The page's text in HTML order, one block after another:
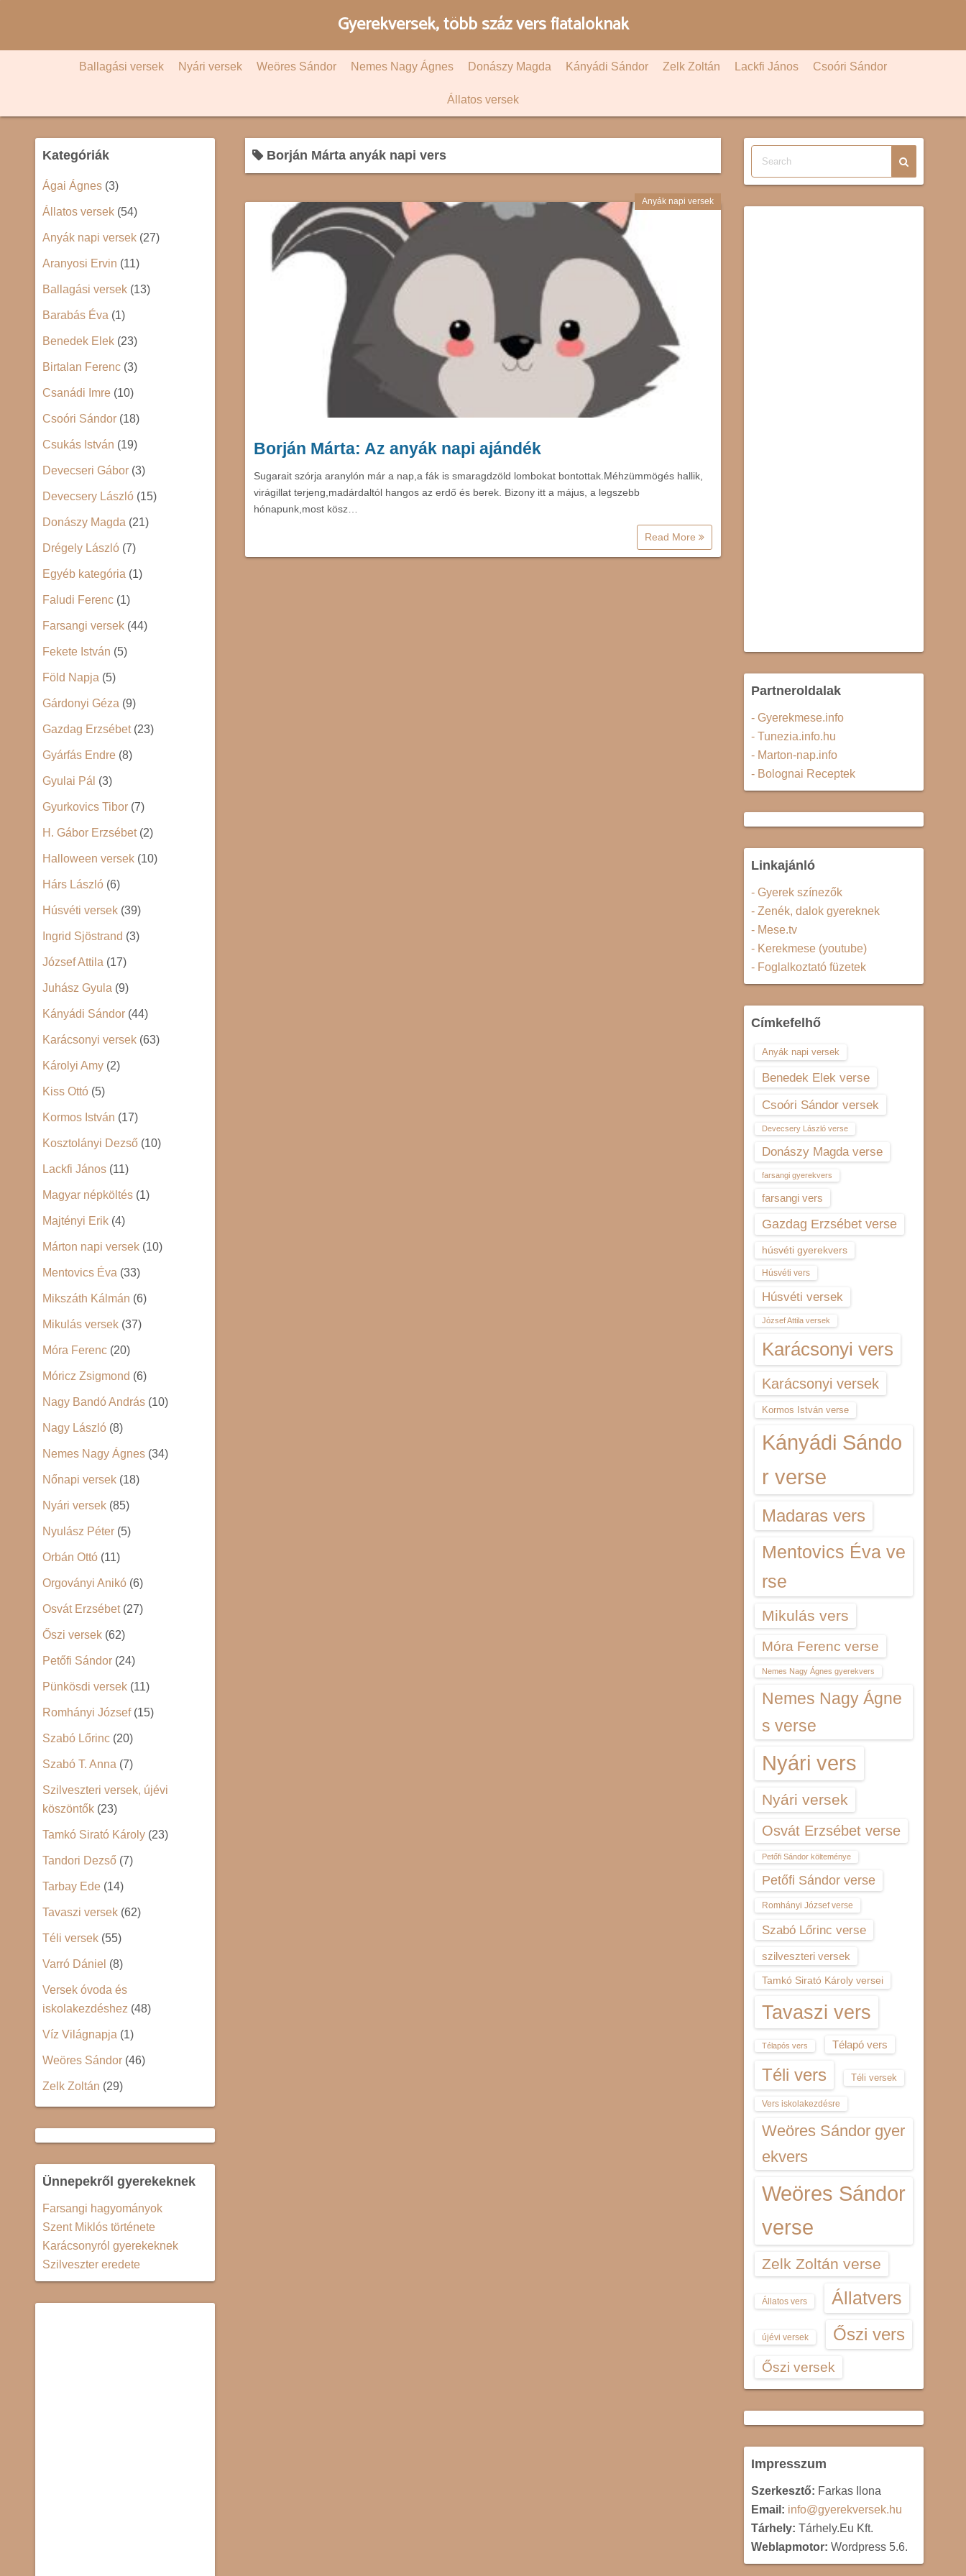
c
Gyerekversek, több száz vers fiataloknak
Ballagási versek Nyári versek Weöres Sándor Nemes Nagy Ágnes Donászy Magda Kányádi Sándor Zelk Zoltán Lackfi János Csoóri Sándor
Állatos versek
Borján Márta anyák napi vers
Anyák napi versek
Borján Márta: Az anyák napi ajándék
Sugarait szórja aranylón már a nap,a fák is smaragdzöld lombokat bontottak.Méhzümmögés hallik,
virágillat terjeng,madárdaltól hangos az erdő és berek. Bizony itt a május, a legszebb
hónapunk,most kösz…
Read More
Kategóriák
Ágai Ágnes (3)
Állatos versek (54)
Anyák napi versek (27)
Aranyosi Ervin (11)
Ballagási versek (13)
Barabás Éva (1)
Benedek Elek (23)
Birtalan Ferenc (3)
Csanádi Imre (10)
Csoóri Sándor (18)
Csukás István (19)
Devecseri Gábor (3)
Devecsery László (15)
Donászy Magda (21)
Drégely László (7)
Egyéb kategória (1)
Faludi Ferenc (1)
Farsangi versek (44)
Fekete István (5)
Föld Napja (5)
Gárdonyi Géza (9)
Gazdag Erzsébet(23)
Gyárfás Endre (8)
Gyulai Pál (3)
Gyurkovics Tibor (7)
H. Gábor Erzsébet(2)
Halloween versek (10)
Hárs László (6)
Húsvéti versek (39)
Ingrid Sjöstrand (3)
József Attila (17)
Juhász Gyula (9)
Kányádi Sándor (44)
Karácsonyi versek (63)
Károlyi Amy (2)
Kiss Ottó (5)
Kormos István (17)
Kosztolányi Dezső (10)
Lackfi János (11)
Magyar népköltés (1)
Majtényi Erik (4)
Márton napi versek (10)
Mentovics Éva (33)
Mikszáth Kálmán (6)
Mikulás versek (37)
Móra Ferenc (20)
Móricz Zsigmond (6)
Nagy Bandó András (10)
Nagy László (8)
Nemes Nagy Ágnes (34)
Nőnapi versek (18)
Nyári versek (85)
Nyulász Péter (5)
Orbán Ottó (11)
Orgoványi Anikó (6)
Osvát Erzsébet(27)
Őszi versek (62)
Petőfi Sándor (24)
Pünkösdi versek (11)
Romhányi József(15)
Szabó Lőrinc (20)
Szabó T. Anna (7)
Szilveszteri versek, újévi
köszöntők (23)
Tamkó Sirató Károly (23)
Tandori Dezső (7)
Tarbay Ede (14)
Tavaszi versek (62)
Téli versek (55)
Varró Dániel (8)
Versek óvoda és
iskolakezdéshez (48)
Víz Világnapja (1)
Weöres Sándor (46)
Zelk Zoltán (29)
Ünnepekről gyerekeknek
Farsangi hagyományok
Szent Miklós története
Karácsonyról gyerekeknek
Szilveszter eredete
Partneroldalak
- Gyerekmese.info
- Tunezia.info.hu
- Marton-nap.info
- Bolognai Receptek
Linkajánló
- Gyerek színezők
- Zenék, dalok gyereknek
- Mese.tv
- Kerekmese (youtube)
- Foglalkoztató füzetek
Címkefelhő
Anyák napi versek
Benedek Elek verse
Csoóri Sándor versek
Devecsery László verse
Donászy Magda verse
farsangi gyerekvers
farsangi vers
Gazdag Erzsébet verse
húsvéti gyerekvers
Húsvéti vers
Húsvéti versek
József Attila versek
Karácsonyi vers
Karácsonyi versek
Kormos István verse
Kányádi Sándo
r verse
Madaras vers
Mentovics Éva ve
rse
Mikulás vers
Móra Ferenc verse
Nemes Nagy Ágnes gyerekvers
Nemes Nagy Ágne
s verse
Nyári vers
Nyári versek
Osvát Erzsébet verse
Petőfi Sándor költeménye
Petőfi Sándor verse
Romhányi József verse
Szabó Lőrinc verse
szilveszteri versek
Tamkó Sirató Károly versei
Tavaszi vers
Télapós vers Télapó vers
Téli vers Téli versek
Vers iskolakezdésre
Weöres Sándor gyer
ekvers
Weöres Sándor
verse
Zelk Zoltán verse
Állatos vers Állatvers
újévi versek Őszi vers
Őszi versek
Impresszum
Szerkesztő: Farkas Ilona
Email: info@gyerekversek.hu
Tárhely: Tárhely.Eu Kft.
Weblapmotor: Wordpress 5.6.